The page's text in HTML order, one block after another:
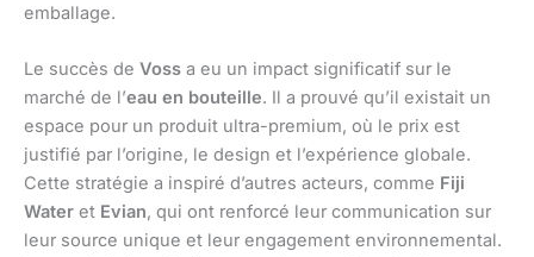
emballage.
Le succès de Voss a eu un impact significatif sur le
marché de l’eau en bouteille. Il a prouvé qu’il existait un
espace pour un produit ultra-premium, où le prix est
justifié par l’origine, le design et l’expérience globale.
Cette stratégie a inspiré d’autres acteurs, comme Fiji
Water et Evian, qui ont renforcé leur communication sur
leur source unique et leur engagement environnemental.